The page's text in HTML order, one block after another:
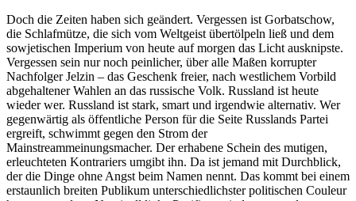
Doch die Zeiten haben sich geändert. Vergessen ist Gorbatschow,
die Schlafmütze, die sich vom Weltgeist übertölpeln ließ und dem
sowjetischen Imperium von heute auf morgen das Licht ausknipste.
Vergessen sein nur noch peinlicher, über alle Maßen korrupter
Nachfolger Jelzin – das Geschenk freier, nach westlichem Vorbild
abgehaltener Wahlen an das russische Volk. Russland ist heute
wieder wer. Russland ist stark, smart und irgendwie alternativ. Wer
gegenwärtig als öffentliche Person für die Seite Russlands Partei
ergreift, schwimmt gegen den Strom der
Mainstreammeinungsmacher. Der erhabene Schein des mutigen,
erleuchteten Kontrariers umgibt ihn. Da ist jemand mit Durchblick,
der die Dinge ohne Angst beim Namen nennt. Das kommt bei einem
erstaunlich breiten Publikum unterschiedlichster politischen Couleur